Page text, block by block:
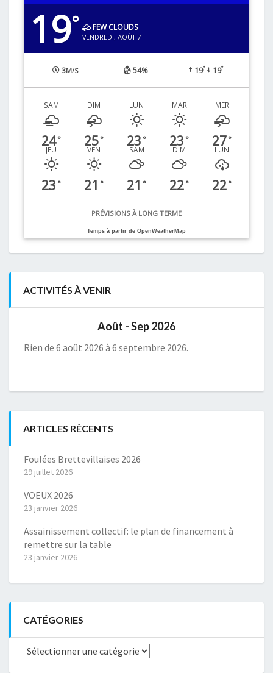
19° FEW CLOUDS
VENDREDI, AOÛT 7
3M/S 54% 19° 19°
SAM
24°
DIM
25°
LUN
23 °
MAR
23 °
MER
27°
JEU
23 °
VEN
21 °
SAM
21 °
DIM
22°
LUN
22°
PRÉVISIONS À LONG TERME
Temps à partir de OpenWeatherMap
ACTIVITÉS À VENIR
Août - Sep 2026
Rien de 6 août 2026 à 6 septembre 2026.
ARTICLES RÉCENTS
Foulées Brettevillaises 2026
29 juillet 2026
VOEUX 2026
23 janvier 2026
Assainissement collectif: le plan de financement à
remettre sur la table
23 janvier 2026
CATÉGORIES
Catégories